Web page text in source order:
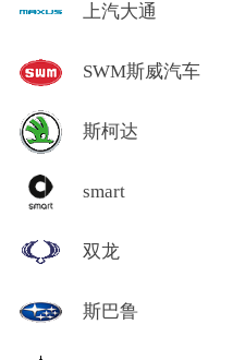
上汽大通
SWM斯威汽车
斯柯达
smart
双龙
斯巴鲁